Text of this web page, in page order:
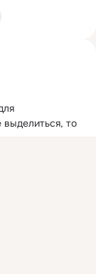
выделиться, то